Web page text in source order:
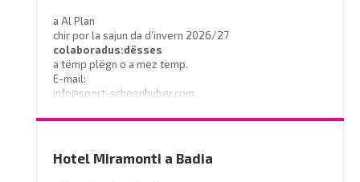
a Al Plan
chir por la sajun da d’invern 2026/27
colaboradus:dësses
a tëmp plëgn o a mez temp.
E-mail:
info@sport-schoenhuber.com
- Tel. 0474 555141
Hotel Miramonti a Badia